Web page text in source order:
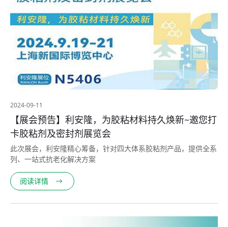
【展会预告】利安隆，为胶粘材料持久焕新~邀您打
卡胶粘剂及密封剂展览会
2024-09-11
此次展会，利安隆精心筹备，针对四大体系胶粘剂产品，提供全系
列、一站式抗老化解决方案
阅读详情